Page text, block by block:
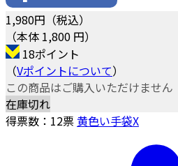
1,980円（税込）
（本体 1,800 円）
18ポイント
（Vポイントについて）
この商品はご購入いただけません
在庫切れ
得票数： 12票黄色い手袋X